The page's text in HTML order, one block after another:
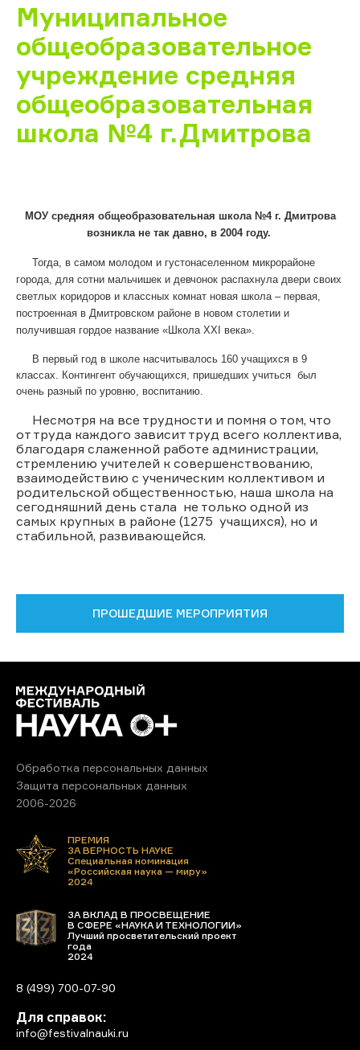
Муниципальное
общеобразовательное
учреждение средняя
общеобразовательная
школа №4 г.Дмитрова
МОУ средняя общеобразовательная школа №4 г. Дмитрова
возникла не так давно, в 2004 году.
Тогда, в самом молодом и густонаселенном микрорайоне
города, для сотни мальчишек и девчонок распахнула двери своих
светлых коридоров и классных комнат новая школа – первая,
построенная в Дмитровском районе в новом столетии и
получившая гордое название «Школа XXI века».
В первый год в школе насчитывалось 160 учащихся в 9
классах. Контингент обучающихся, пришедших учиться был
очень разный по уровню, воспитанию.
Несмотря на все трудности и помня о том, что
от труда каждого зависит труд всего коллектива,
благодаря слаженной работе администрации,
стремлению учителей к совершенствованию,
взаимодействию с ученическим коллективом и
родительской общественностью, наша школа на
сегодняшний день стала не только одной из
самых крупных в районе (1275 учащихся), но и
стабильной, развивающейся.
ПРОШЕДШИЕ МЕРОПРИЯТИЯ
Обработка персональных данных
Защита персональных данных
2006-2026
ПРЕМИЯ
ЗА ВЕРНОСТЬ НАУКЕ
Специальная номинация
«Российская наука — миру»
2024
ЗА ВКЛАД В ПРОСВЕЩЕНИЕ
В СФЕРЕ «НАУКА И ТЕХНОЛОГИИ»
Лучший просветительский проект
года
2024
8 (499) 700-07-90
Для справок:
info@festivalnauki.ru